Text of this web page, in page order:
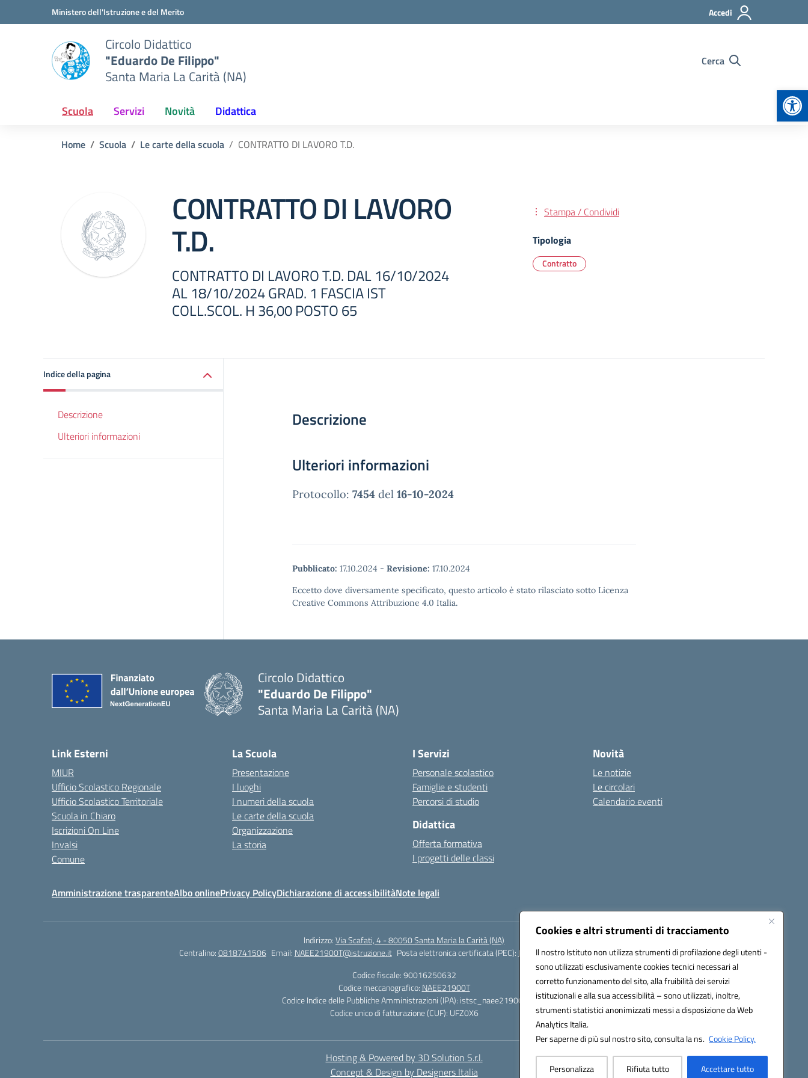
Cookies e altri strumenti di tracciamento
Il nostro Istituto non utilizza strumenti di profilazione degli utenti -
sono utilizzati esclusivamente cookies tecnici necessari al
corretto funzionamento del sito, alla fruibilità dei servizi
istituzionali e alla sua accessibilità – sono utilizzati, inoltre,
strumenti statistici anonimizzati messi a disposizione da Web
Analytics Italia.
Per saperne di più sul nostro sito, consulta la ns. Cookie Policy.
Personalizza Rifiuta tutto Accettare tutto
Vai ai contenuti
Vai al menu di navigazioneMinistero dell'Istruzione e del Merito Accedi
Circolo Didattico
"Eduardo De Filippo"
Santa Maria La Carità (NA)
Cerca
Scuola Servizi Novità Didattica
Home Scuola Le carte della scuola CONTRATTO DI LAVORO T.D.
CONTRATTO DI LAVORO
T.D.
CONTRATTO DI LAVORO T.D. DAL 16/10/2024
AL 18/10/2024 GRAD. 1 FASCIA IST
COLL.SCOL. H 36,00 POSTO 65
Stampa / Condividi
Tipologia
Contratto
Indice della pagina
Descrizione
Ulteriori informazioni
Descrizione
Ulteriori informazioni
Protocollo: 7454 del 16-10-2024
Pubblicato: 17.10.2024 - Revisione: 17.10.2024
Eccetto dove diversamente specificato, questo articolo è stato rilasciato sotto Licenza
Creative Commons Attribuzione 4.0 Italia.
Circolo Didattico
"Eduardo De Filippo"
Santa Maria La Carità (NA)
Link Esterni
MIUR
Ufficio Scolastico Regionale
Ufficio Scolastico Territoriale
Scuola in Chiaro
Iscrizioni On Line
Invalsi
Comune
La Scuola
Presentazione
I luoghi
I numeri della scuola
Le carte della scuola
Organizzazione
La storia
I Servizi
Personale scolastico
Famiglie e studenti
Percorsi di studio
Didattica
Offerta formativa
I progetti delle classi
Novità
Le notizie
Le circolari
Calendario eventi
Amministrazione trasparenteAlbo onlinePrivacy PolicyDichiarazione di accessibilitàNote legali
Indirizzo:Via Scafati, 4 - 80050 Santa Maria la Carità (NA)
Centralino:0818741506 Email: NAEE21900T@istruzione.it Posta elettronica certificata (PEC): NAEE21900T@pec.istruzione.it
Codice fiscale: 90016250632
Codice meccanografico: NAEE21900T
Codice Indice delle Pubbliche Amministrazioni (IPA): istsc_naee21900t
Codice unico di fatturazione (CUF): UFZ0X6
Hosting & Powered by 3D Solution S.r.l.
Concept & Design by Designers Italia